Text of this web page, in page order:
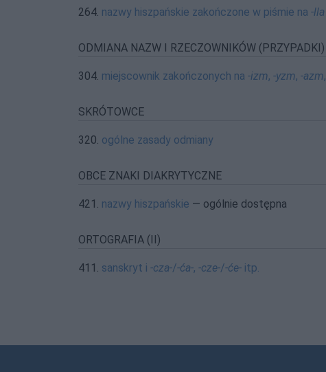
264. nazwy hiszpańskie zakończone w piśmie na -lla
ODMIANA NAZW I RZECZOWNIKÓW (PRZYPADKI)
304. miejscownik zakończonych na -izm, -yzm, -azm,
SKRÓTOWCE
320. ogólne zasady odmiany
OBCE ZNAKI DIAKRYTYCZNE
421. nazwy hiszpańskie — ogólnie dostępna
ORTOGRAFIA (II)
411. sanskryt i -cza-/-ća-, -cze-/-će- itp.